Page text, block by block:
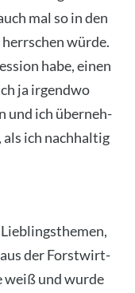
mal so in den
wür­de.
habe, einen
ja irgend­wo
und ich über­neh­
als ich nach­hal­tig
der Forst­wirt­
weiß und wur­de